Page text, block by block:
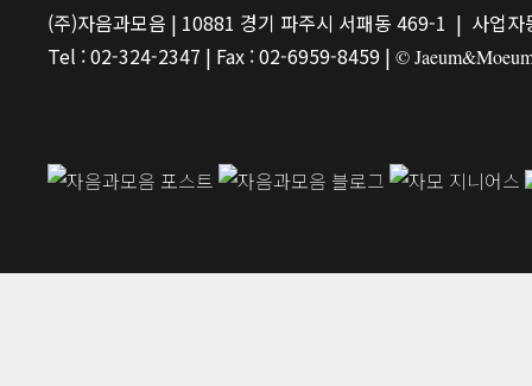
(주)자음과모음 | 10881 경기 파주시 서패동 469-1 | 사업
Tel : 02-324-2347 | Fax : 02-6959-8459 | ©